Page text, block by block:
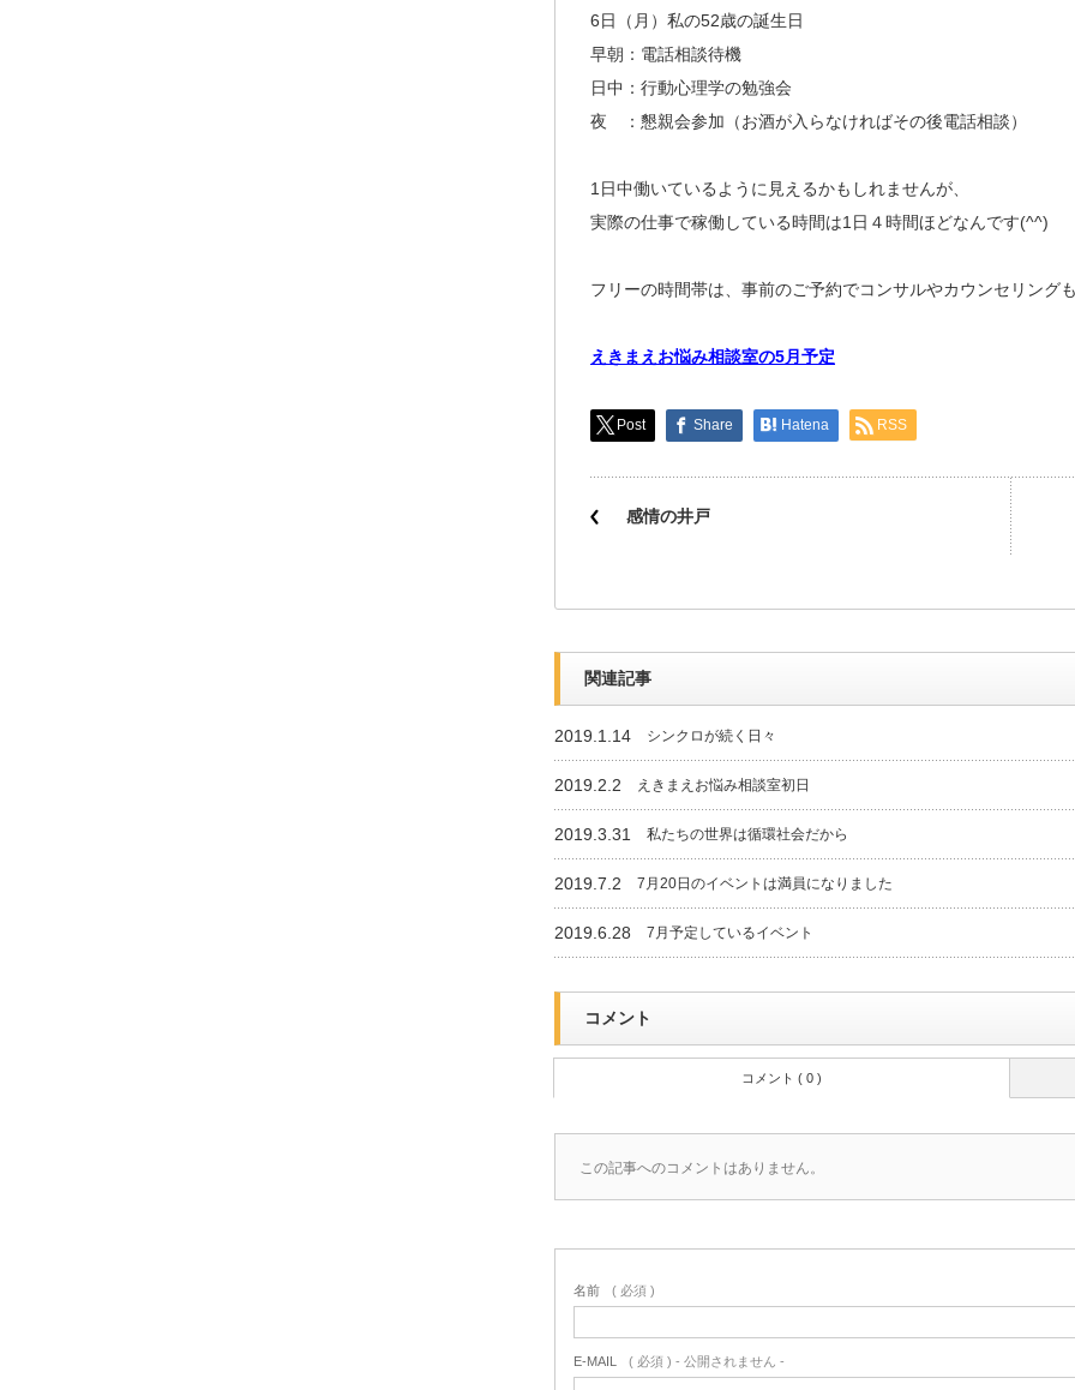
6日（月）私の52歳の誕生日
早朝：電話相談待機
日中：行動心理学の勉強会
夜 ：懇親会参加（お酒が入らなければその後電話相談）
1日中働いているように見えるかもしれませんが、
実際の仕事で稼働している時間は1日４時間ほどなんです(^^)
フリーの時間帯は、事前のご予約でコンサルやカウンセリング
えきまえお悩み相談室の5月予定
Post Share Hatena RSS
感情の井戸
関連記事
2019.1.14 シンクロが続く日々
2019.2.2 えきまえお悩み相談室初日
2019.3.31 私たちの世界は循環社会だから
2019.7.2 7月20日のイベントは満員になりました
2019.6.28 7月予定しているイベント
コメント
コメント ( 0 )
この記事へのコメントはありません。
名前 ( 必須 )
E-MAIL ( 必須 ) - 公開されません -